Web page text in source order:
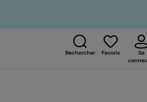
Rechercher Favoris
Se